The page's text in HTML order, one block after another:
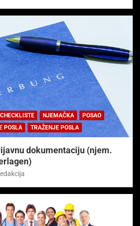
CHECKLISTE NJEMAČKA
POSAO
POSLA
TRAŽENJE POSLA
dokumentaciju (njem.